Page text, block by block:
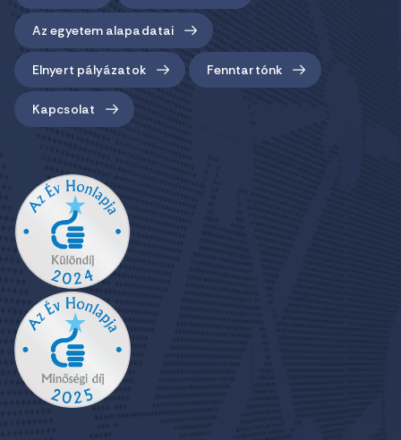
Az egyetem alapadatai
Elnyert pályázatok Fenntartónk
Kapcsolat